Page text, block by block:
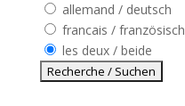
allemand / deutsch
francais / französisch
les deux / beide